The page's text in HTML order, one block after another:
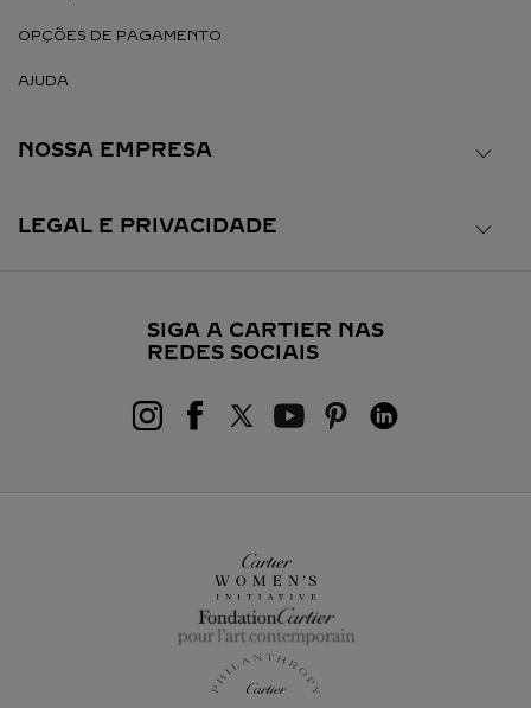
OPÇÕES DE PAGAMENTO
AJUDA
NOSSA EMPRESA
LEGAL E PRIVACIDADE
SIGA A CARTIER NAS
REDES SOCIAIS